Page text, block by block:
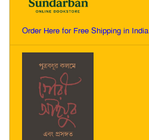
Order Here for Free Shipping in India